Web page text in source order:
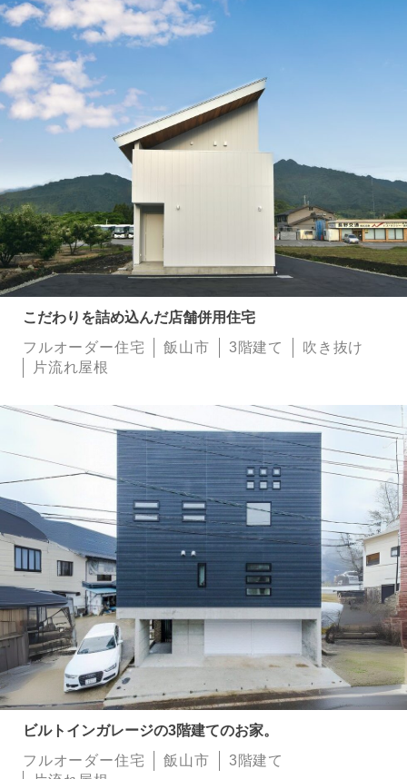
こだわりを詰め込んだ店舗併用住宅
フルオーダー住宅
飯山市 3階建て
吹き抜け
片流れ屋根
ビルトインガレージの3階建てのお家。
フルオーダー住宅
飯山市
3階建て